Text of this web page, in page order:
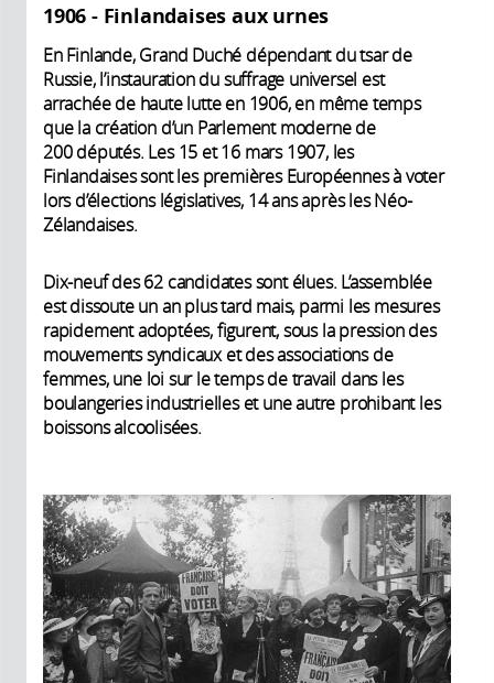
1906 - Finlandaises aux urnes
En Finlande, Grand Duché dépendant du tsar de
Russie, l’instauration du suffrage universel est
arrachée de haute lutte en 1906, en même temps
que la création d’un Parlement moderne de
200 députés. Les 15 et 16 mars 1907, les
Finlandaises sont les premières Européennes à voter
lors d’élections législatives, 14 ans après les Néo-
Zélandaises.
Dix-neuf des 62 candidates sont élues. L’assemblée
est dissoute un an plus tard mais, parmi les mesures
rapidement adoptées, figurent, sous la pression des
mouvements syndicaux et des associations de
femmes, une loi sur le temps de travail dans les
boulangeries industrielles et une autre prohibant les
boissons alcoolisées.